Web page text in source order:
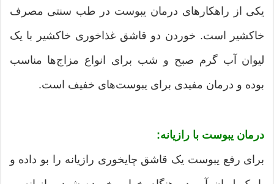
یکی از راهکارهای درمان یبوست در طب سنتی مصرف
خاکشیر است. خوردن دو قاشق غذاخوری خاکشیر با یک
لیوان آب گرم صبح و شب برای انواع مزاج‌ها مناسب
بوده و درمان مفیدی برای یبوست‌های خفیف است.
درمان یبوست با رازیانه:
برای رفع یبوست یک قاشق چایخوری رازیانه را بو داده و